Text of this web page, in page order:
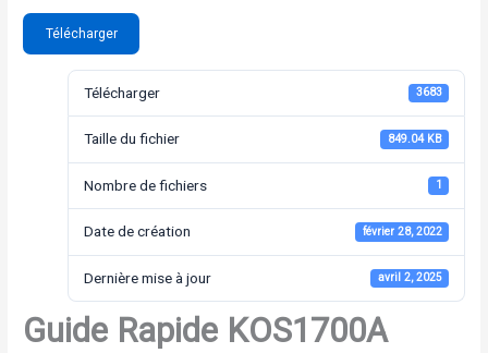
Télécharger
Télécharger 3683
Taille du fichier 849.04 KB
Nombre de fichiers 1
Date de création février 28, 2022
Dernière mise à jour avril 2, 2025
Guide Rapide KOS1700A